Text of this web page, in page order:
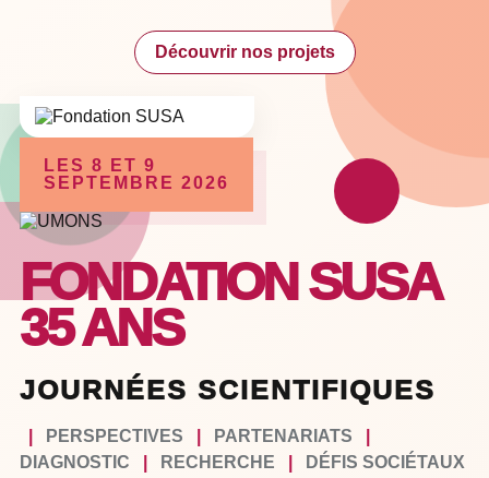
Découvrir nos projets
LES 8 ET 9
SEPTEMBRE 2026
FONDATION SUSA
35 ANS
JOURNÉES SCIENTIFIQUES
PERSPECTIVES PARTENARIATS
DIAGNOSTIC
RECHERCHE
DÉFIS SOCIÉTAUX